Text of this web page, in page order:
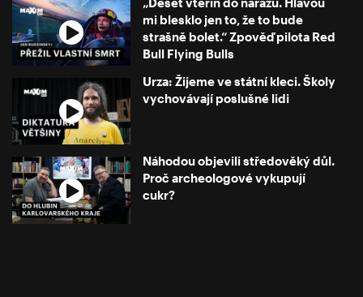
mi blesklo jen to, že to bude
strašně bolet.“ Zpověď pilota Red
Bull Flying Bulls
Urza: Žijeme ve státní kleci. Školy
vychovávají poslušné lidi
Náhodou objevili středověký důl.
Proč archeologové vykupují
cukr?